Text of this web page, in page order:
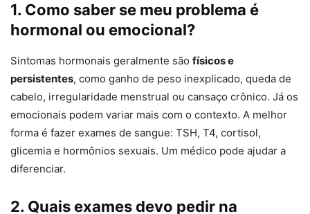
1. Como saber se meu problema é
hormonal ou emocional?
Sintomas hormonais geralmente são físicos e
persistentes, como ganho de peso inexplicado, queda de
cabelo, irregularidade menstrual ou cansaço crônico. Já os
emocionais podem variar mais com o contexto. A melhor
forma é fazer exames de sangue: TSH, T4, cortisol,
glicemia e hormônios sexuais. Um médico pode ajudar a
diferenciar.
2. Quais exames devo pedir na